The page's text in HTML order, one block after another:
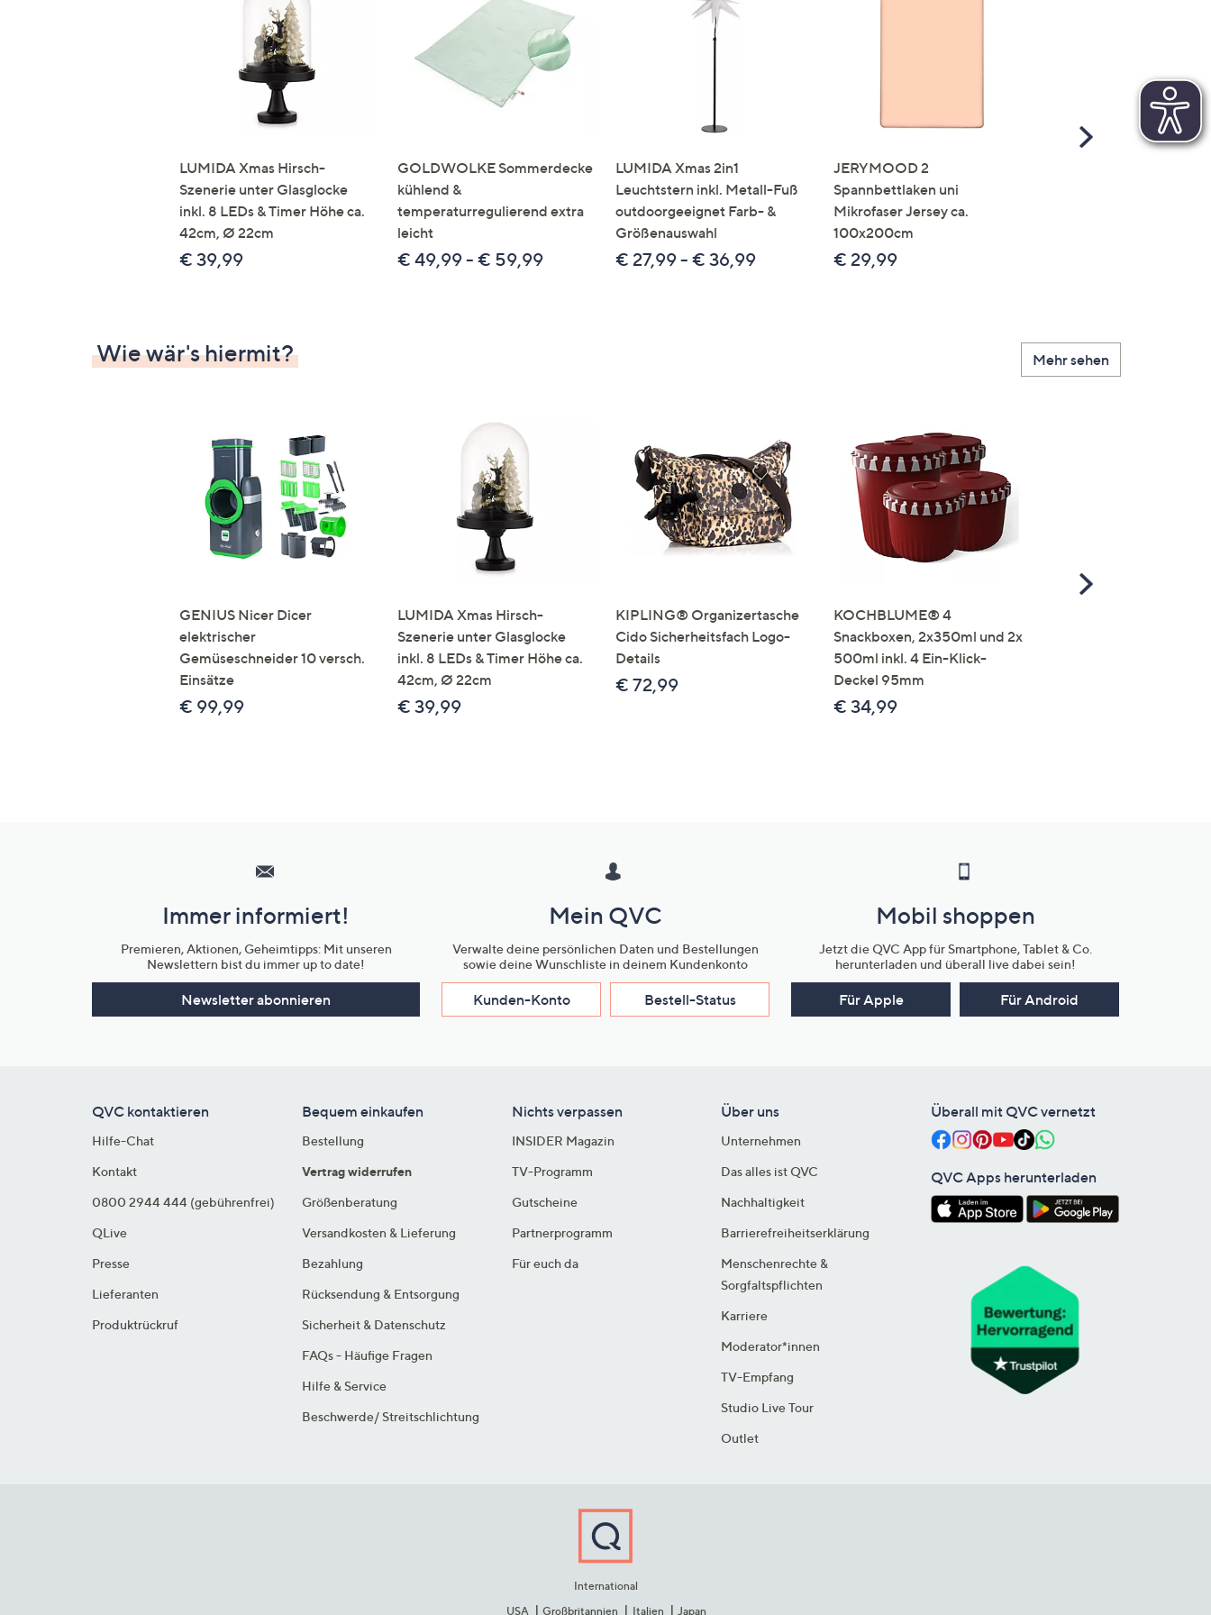
Touch-
Geräten
rechts,
um
diese
anzuzeigen.
LUMIDA Xmas Hirsch-
Szenerie unter Glasglocke
inkl. 8 LEDs & Timer Höhe ca.
42cm, Ø 22cm
€ 39,99
GOLDWOLKE Sommerdecke
kühlend &
temperaturregulierend extra
leicht
€ 49,99 - € 59,99
LUMIDA Xmas 2in1
Leuchtstern inkl. Metall-Fuß
outdoorgeeignet Farb- &
Größenauswahl
€ 27,99 - € 36,99
JERYMOOD 2
Spannbettlaken uni
Mikrofaser Jersey ca.
100x200cm
€ 29,99
Scroll
Wie wär's hiermit? Mehr sehen
GENIUS Nicer Dicer
elektrischer
Gemüseschneider 10 versch.
Einsätze
€ 99,99
LUMIDA Xmas Hirsch-
Szenerie unter Glasglocke
inkl. 8 LEDs & Timer Höhe ca.
42cm, Ø 22cm
€ 39,99
KIPLING® Organizertasche
Cido Sicherheitsfach Logo-
Details
€ 72,99
KOCHBLUME® 4
Snackboxen, 2x350ml und 2x
500ml inkl. 4 Ein-Klick-
Deckel 95mm
€ 34,99
Scroll
Unternehmensinformationen
Immer informiert!
Premieren, Aktionen, Geheimtipps: Mit unseren
Newslettern bist du immer up to date!
Newsletter abonnieren
Mein QVC
Verwalte deine persönlichen Daten und Bestellungen
sowie deine Wunschliste in deinem Kundenkonto
Kunden-Konto Bestell-Status
Mobil shoppen
Jetzt die QVC App für Smartphone, Tablet & Co.
herunterladen und überall live dabei sein!
Für Apple Für Android
QVC kontaktieren
Hilfe-Chat
Kontakt
0800 2944 444 (gebührenfrei)
QLive
Presse
Lieferanten
Produktrückruf
Bequem einkaufen
Bestellung
Vertrag widerrufen
Größenberatung
Versandkosten & Lieferung
Bezahlung
Rücksendung & Entsorgung
Sicherheit & Datenschutz
FAQs - Häufige Fragen
Hilfe & Service
Beschwerde/ Streitschlichtung
Nichts verpassen
INSIDER Magazin
TV-Programm
Gutscheine
Partnerprogramm
Für euch da
Über uns
Unternehmen
Das alles ist QVC
Nachhaltigkeit
Barrierefreiheitserklärung
Menschenrechte &
Sorgfaltspflichten
Karriere
Moderator*innen
TV-Empfang
Studio Live Tour
Outlet
Überall mit QVC vernetzt
QVC Apps herunterladen
International
USA
Großbritannien Italien Japan